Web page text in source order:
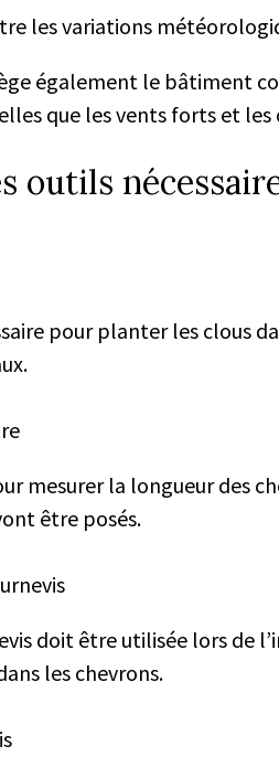
les variations
également le bâtiment
que les vents forts et les
outils
pour planter les clous
mesurer la longueur des
être posés.
doit être utilisée lors de
les chevrons.